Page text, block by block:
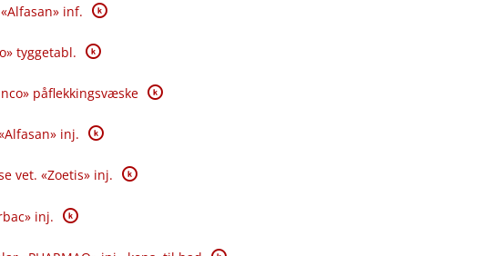
inf. K
tyggetabl. K
påflekkingsvæske K
inj. K
vet. «Zoetis» inj. K
inj. K